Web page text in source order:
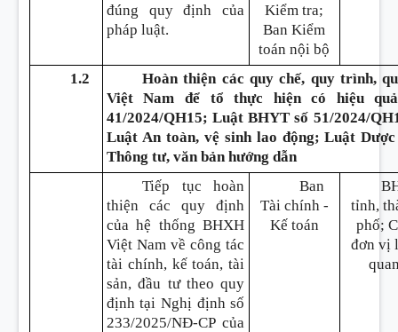
đúng quy định của
pháp luật.
Kiểm tra;
Ban Kiểm
toán nội bộ
1.2
Hoàn thiện các quy chế, quy trình,
Việt Nam để tổ thực hiện có hiệu
41/2024/QH15; Luật BHYT số 51/2024/
Luật An toàn, vệ sinh lao động; Luật
Thông tư, văn bản hướng dẫn
Tiếp tục hoàn
thiện các quy định
của hệ thống BHXH
Việt Nam về công tác
tài chính, kế toán, tài
sản, đầu tư theo quy
định tại Nghị định số
233/2025/NĐ-CP của
Ban
Tài chính -
Kế toán
tỉnh,
phố;
đơn vị